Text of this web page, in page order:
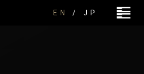
EN / JP